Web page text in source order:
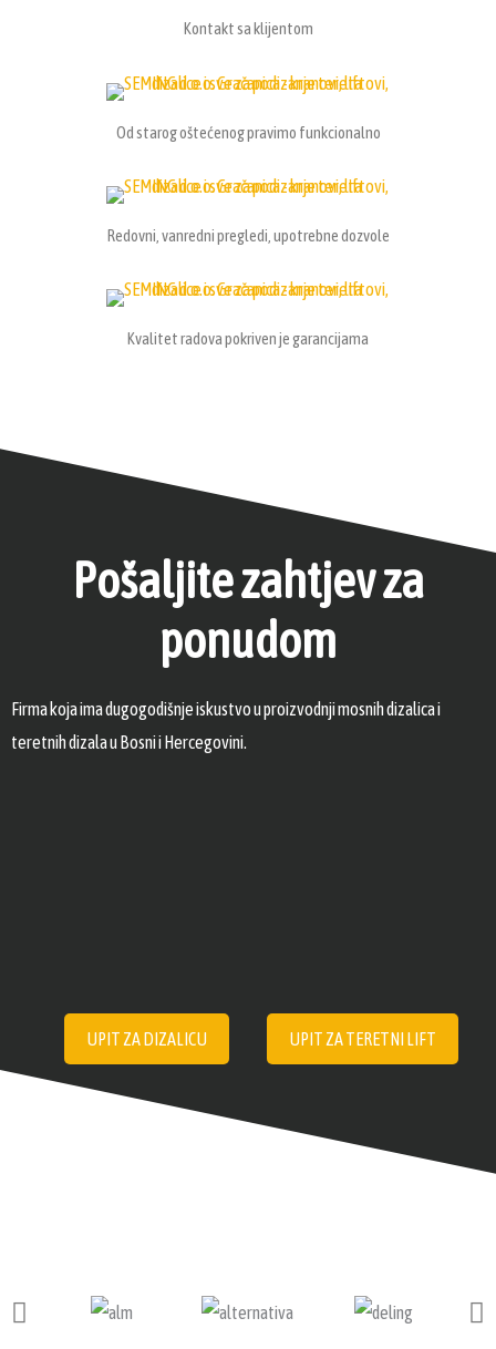
Kontakt sa klijentom
Od starog oštećenog pravimo funkcionalno
Redovni, vanredni pregledi, upotrebne dozvole
Kvalitet radova pokriven je garancijama
Pošaljite zahtjev za
ponudom
Firma koja ima dugogodišnje iskustvo u proizvodnji mosnih dizalica i
teretnih dizala u Bosni i Hercegovini.
UPIT ZA DIZALICU UPIT ZA TERETNI LIFT